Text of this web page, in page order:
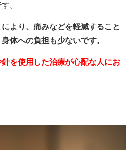
。
より、痛みなどを軽減すること
体への負担も少ないです。
を使用した治療が心配な人にお